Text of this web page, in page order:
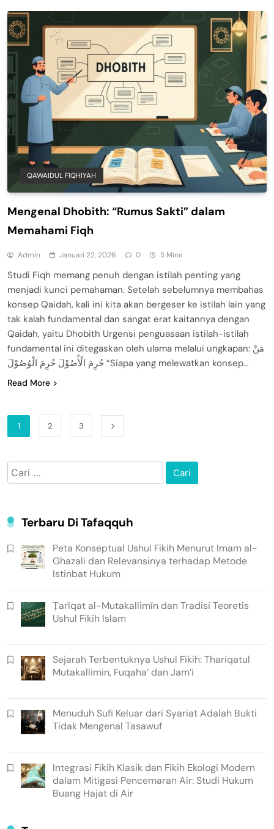
QAWAIDUL FIQHIYAH
Mengenal Dhobith: “Rumus Sakti” dalam
Memahami Fiqh
Admin Januari 22, 2026 0 5 Mins
Studi Fiqh memang penuh dengan istilah penting yang
menjadi kunci pemahaman. Setelah sebelumnya membahas
konsep Qaidah, kali ini kita akan bergeser ke istilah lain yang
tak kalah fundamental dan sangat erat kaitannya dengan
Qaidah, yaitu Dhobith Urgensi penguasaan istilah-istilah
fundamental ini ditegaskan oleh ulama melalui ungkapan: مَنْ
حُرِمَ الْأُصُوْلَ حُرِمَ الْوُصُوْلَ “Siapa yang melewatkan konsep…
Read More
1 2 3
Cari
untuk:
Terbaru Di Tafaqquh
Peta Konseptual Ushul Fikih Menurut Imam al-
Ghazali dan Relevansinya terhadap Metode
Istinbat Hukum
Ṭarīqat al-Mutakallimīn dan Tradisi Teoretis
Ushul Fikih Islam
Sejarah Terbentuknya Ushul Fikih: Thariqatul
Mutakallimin, Fuqaha’ dan Jam’i
Menuduh Sufi Keluar dari Syariat Adalah Bukti
Tidak Mengenal Tasawuf
Integrasi Fikih Klasik dan Fikih Ekologi Modern
dalam Mitigasi Pencemaran Air: Studi Hukum
Buang Hajat di Air